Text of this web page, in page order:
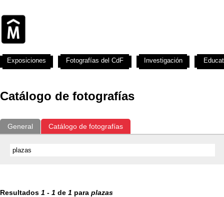
Catálogo de fotografías
General Catálogo de fotografías
Resultados 1 - 1 de 1 para plazas
Exposiciones Fotografías del CdF Investigación